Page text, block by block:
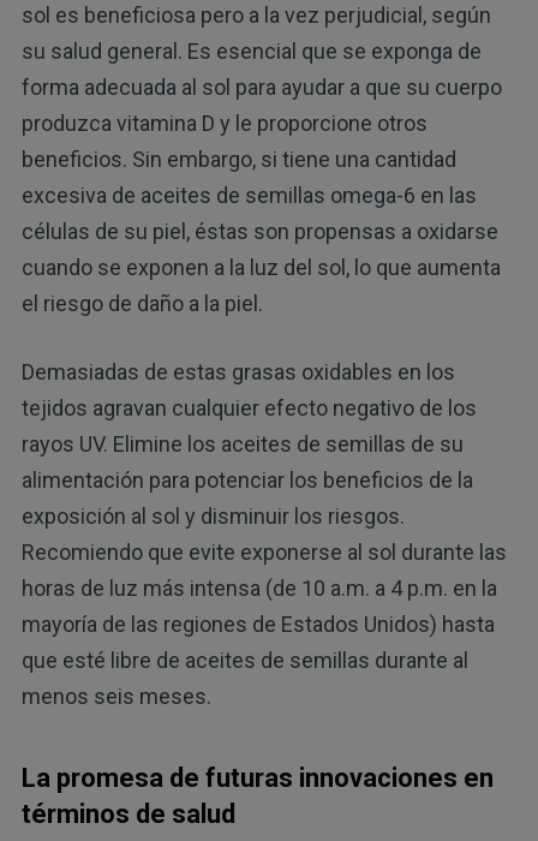
sol es beneficiosa pero a la vez perjudicial, según
su salud general. Es esencial que se exponga de
forma adecuada al sol para ayudar a que su cuerpo
produzca vitamina D y le proporcione otros
beneficios. Sin embargo, si tiene una cantidad
excesiva de aceites de semillas omega-6 en las
células de su piel, éstas son propensas a oxidarse
cuando se exponen a la luz del sol, lo que aumenta
el riesgo de daño a la piel.
Demasiadas de estas grasas oxidables en los
tejidos agravan cualquier efecto negativo de los
rayos UV. Elimine los aceites de semillas de su
alimentación para potenciar los beneficios de la
exposición al sol y disminuir los riesgos.
Recomiendo que evite exponerse al sol durante las
horas de luz más intensa (de 10 a.m. a 4 p.m. en la
mayoría de las regiones de Estados Unidos) hasta
que esté libre de aceites de semillas durante al
menos seis meses.
La promesa de futuras innovaciones en
términos de salud